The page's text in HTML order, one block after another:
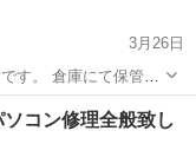
3月26日
保管し
パーツ ジープ
コン修理全般致し